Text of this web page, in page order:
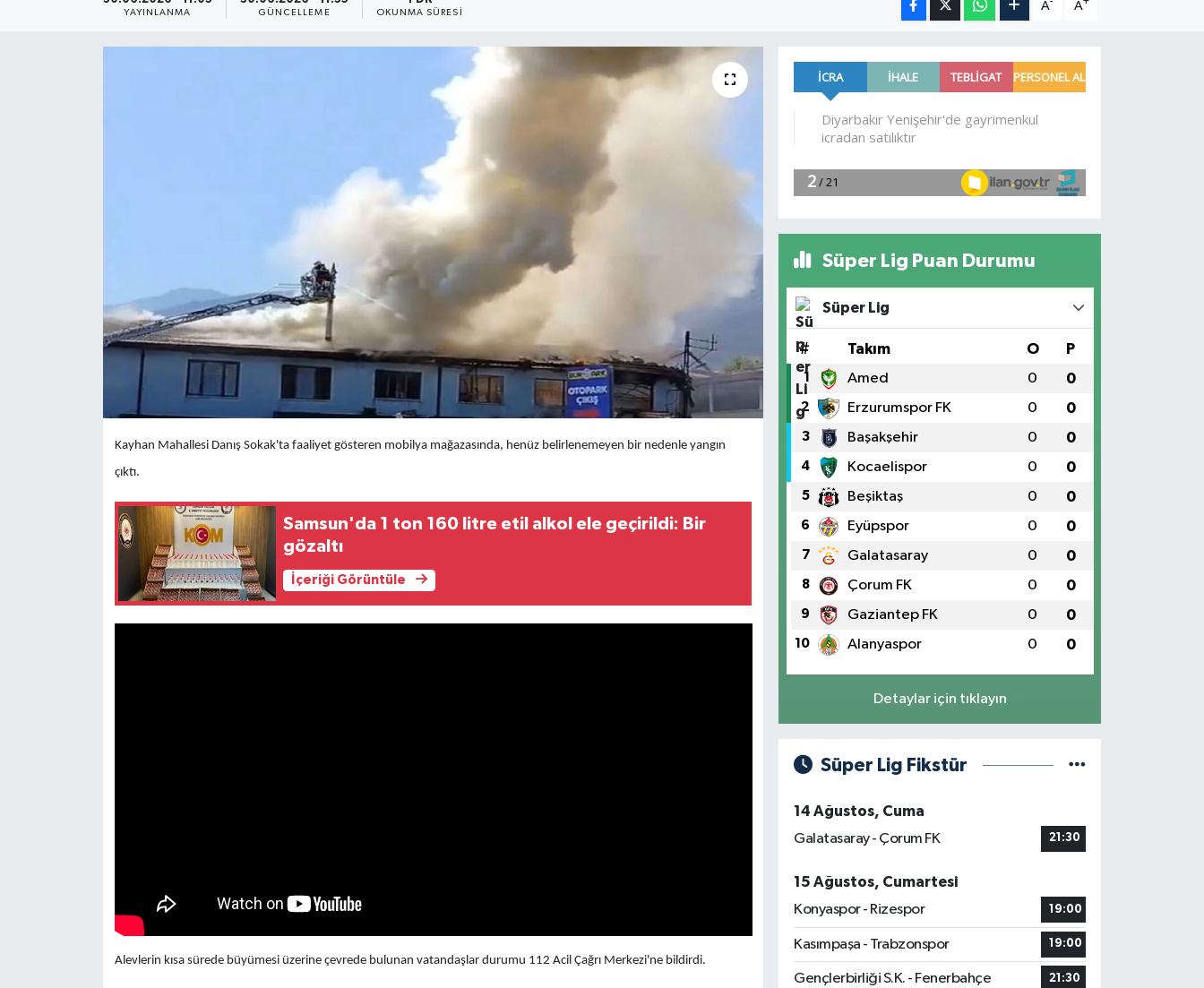
YAYINLANMA GÜNCELLEME OKUNMA SÜRESI
A A
Kayhan Mahallesi Danış Sokak'ta faaliyet gösteren mobilya mağazasında, henüz belirlenemeyen bir nedenle yangın
çıktı.
Samsun'da 1 ton 160 litre etil alkol ele geçirildi: Bir
gözaltı
İçeriği Görüntüle
Alevlerin kısa sürede büyümesi üzerine çevrede bulunan vatandaşlar durumu 112 Acil Çağrı Merkezi'ne bildirdi.
Süper Lig Puan Durumu
Süper Lig
# Takım O P
1 Amed 0 0
2 Erzurumspor FK 0 0
3 Başakşehir 0 0
4 Kocaelispor 0 0
5 Beşiktaş 0 0
6 Eyüpspor 0 0
7 Galatasaray 0 0
8 Çorum FK 0 0
9 Gaziantep FK 0 0
10 Alanyaspor 0 0
Detaylar için tıklayın
Süper Lig Fikstür
14 Ağustos, Cuma
Galatasaray - Çorum FK
21:30
15 Ağustos, Cumartesi
Konyaspor - Rizespor
19:00
Kasımpaşa - Trabzonspor 19:00
Gençlerbirliği S.K. - Fenerbahçe 21:30